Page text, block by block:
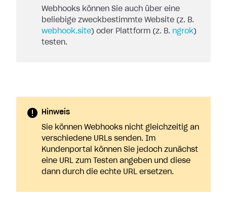
Webhooks können Sie auch über eine
beliebige zweckbestimmte Website (z. B.
webhook.site) oder Plattform (z. B. ngrok)
testen.
Hinweis
Sie können Webhooks nicht gleichzeitig an
verschiedene URLs senden. Im
Kundenportal können Sie jedoch zunächst
eine URL zum Testen angeben und diese
dann durch die echte URL ersetzen.